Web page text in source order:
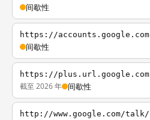
间歇性
https://accounts.google.com
间歇性
https://plus.url.google.com
截至 2026 年 间歇性
http://www.google.com/talk/